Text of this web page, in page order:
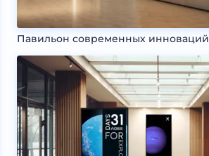
Павильон современных инноваций